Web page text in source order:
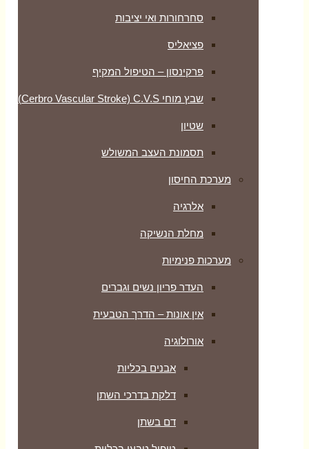
סחרחורות ואי יציבות
פציאליס
פרקינסון – הטיפול המקיף
שבץ מוחי Cerbro Vascular Stroke) C.V.S)
שטיון
תסמונת העצב המשולש
מערכת החיסון
אלרגיה
מחלת הנשיקה
מערכות פנימיות
העדר פריון נשים וגברים
אין אונות – הדרך הטבעית
אורולוגיה
אבנים בכליות
דלקת בדרכי השתן
דם בשתן